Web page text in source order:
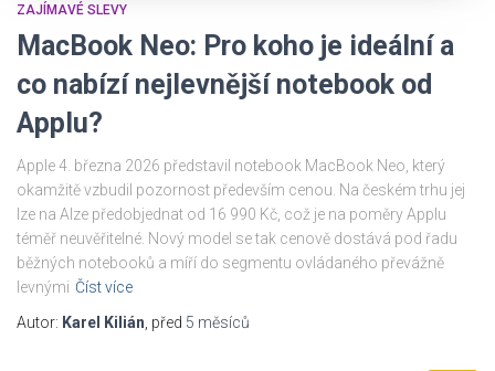
ZAJÍMAVÉ SLEVY
MacBook Neo: Pro koho je ideální a
co nabízí nejlevnější notebook od
Applu?
Apple 4. března 2026 představil notebook MacBook Neo, který
okamžitě vzbudil pozornost především cenou. Na českém trhu jej
lze na Alze předobjednat od 16 990 Kč, což je na poměry Applu
téměř neuvěřitelné. Nový model se tak cenově dostává pod řadu
běžných notebooků a míří do segmentu ovládaného převážně
levnými Číst více
Autor: Karel Kilián , před 5 měsíců